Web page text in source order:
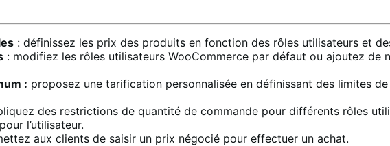
: définissez les prix des produits en fonction des rôles utilisateurs et
: modifiez les rôles utilisateurs WooCommerce par défaut ou ajoutez
: proposez une tarification personnalisée en définissant des limites
des restrictions de quantité de commande pour différents rôles
l’utilisateur.
aux clients de saisir un prix négocié pour effectuer un achat.